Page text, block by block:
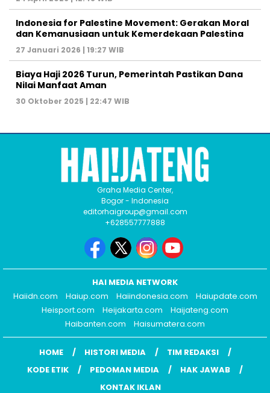
Indonesia for Palestine Movement: Gerakan Moral
dan Kemanusiaan untuk Kemerdekaan Palestina
27 Januari 2026 | 19:27 WIB
Biaya Haji 2026 Turun, Pemerintah Pastikan Dana
Nilai Manfaat Aman
30 Oktober 2025 | 22:47 WIB
Graha Media Center,
Bogor - Indonesia
editorhaigroup@gmail.com
+628557777888
HAI MEDIA NETWORK
Haiidn.com
Haiup.com Haiindonesia.com
Haiupdate.com
Heisport.com
Heijakarta.com
Haijateng.com
Haibanten.com
Haisumatera.com
HOME HISTORI MEDIA
TIM REDAKSI
KODE ETIK
PEDOMAN MEDIA
HAK JAWAB
KONTAK IKLAN